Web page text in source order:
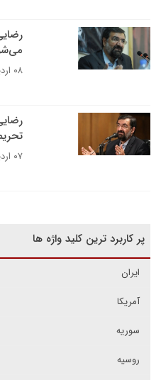
۰۸ اردیبهشت ۱۳۹۲
۰۷ اردیبهشت ۱۳۹۲
پر کاربرد ترین کلید واژه ها
ایران
آمریکا
سوریه
روسیه